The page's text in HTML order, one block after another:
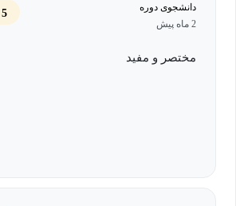
دانشجوی دوره
2 ماه پیش
5
مختصر و مفید